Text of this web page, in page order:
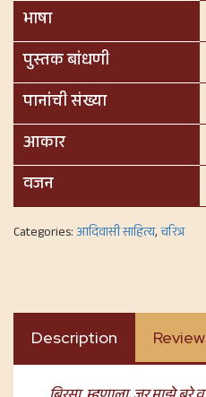
भाषा
पुस्तक बांधणी
पानांची संख्या
आकार
वजन
Categories:आदिवासी साहित्य,चरित्र
Description